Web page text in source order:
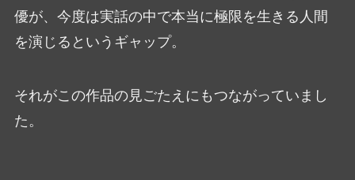
優が、今度は実話の中で本当に極限を生きる人間
を演じるというギャップ。
それがこの作品の見ごたえにもつながっていまし
た。